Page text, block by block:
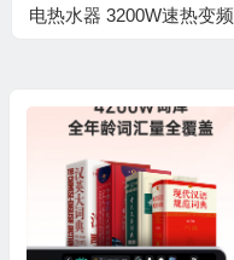
电热水器 3200W速热变频